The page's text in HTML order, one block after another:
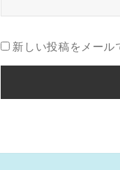
新しい投稿をメール